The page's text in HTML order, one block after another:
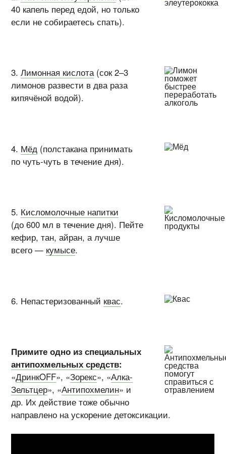
40 капель перед едой, но только
если не собираетесь спать).
3.Лимонная кислота(сок 2–3
лимонов развести в два раза
кипячёной водой).
4. Мёд (полстакана принимать
по чуть-чуть в течение дня).
5. Кисломолочные напитки
(до 600 мл в течение дня). Пейте
кефир, тан, айран, а лучше
всего — кумысе.
6. Непастеризованный квас.
Примите одно из специальных
антипохмельных средств:
«ДринкOFF», «Зорекс», «Алка-
Зельтцер», «Антипохмелин» и
др. Их действие тоже обычно
направлено на ускорение детоксикации.